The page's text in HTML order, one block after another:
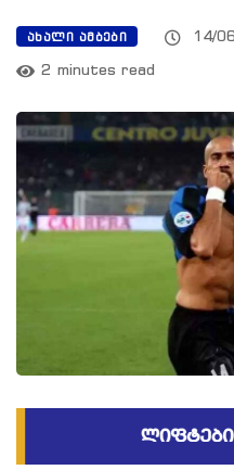
ᲐᲮᲐᲚᲘ ᲐᲛᲑᲔᲑᲘ 14/
2 minutes read